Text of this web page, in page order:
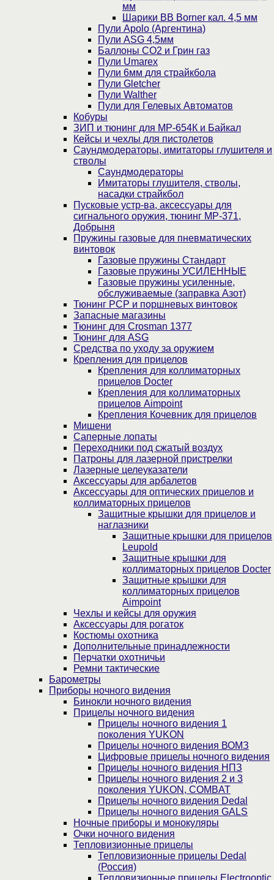
мм
Шарики BB Borner кал. 4,5 мм
Пули Apolo (Аргентина)
Пули ASG 4,5мм
Баллоны CO2 и Грин газ
Пули Umarex
Пули 6мм для страйкбола
Пули Gletcher
Пули Walther
Пули для Гелевых Автоматов
Кобуры
ЗИП и тюнинг для МР-654К и Байкал
Кейсы и чехлы для пистолетов
Саундмодераторы, имитаторы глушителя и
стволы
Саундмодераторы
Имитаторы глушителя, стволы,
насадки страйкбол
Пусковые устр-ва, аксессуары для
сигнального оружия, тюнинг МР-371,
Добрыня
Пружины газовые для пневматических
винтовок
Газовые пружины Стандарт
Газовые пружины УСИЛЕННЫЕ
Газовые пружины усиленные,
обслуживаемые (заправка Азот)
Тюнинг PCP и поршневых винтовок
Запасные магазины
Тюнинг для Crosman 1377
Тюнинг для ASG
Средства по уходу за оружием
Крепления для прицелов
Крепления для коллиматорных
прицелов Docter
Крепления для коллиматорных
прицелов Aimpoint
Крепления Кочевник для прицелов
Мишени
Саперные лопаты
Переходники под сжатый воздух
Патроны для лазерной пристрелки
Лазерные целеуказатели
Аксессуары для арбалетов
Аксессуары для оптических прицелов и
коллиматорных прицелов
Защитные крышки для прицелов и
наглазники
Защитные крышки для прицелов
Leupold
Защитные крышки для
коллиматорных прицелов Docter
Защитные крышки для
коллиматорных прицелов
Aimpoint
Чехлы и кейсы для оружия
Аксессуары для рогаток
Костюмы охотника
Дополнительные принадлежности
Перчатки охотничьи
Ремни тактические
Барометры
Приборы ночного видения
Бинокли ночного видения
Прицелы ночного видения
Прицелы ночного видения 1
поколения YUKON
Прицелы ночного видения ВОМЗ
Цифровые прицелы ночного видения
Прицелы ночного видения НПЗ
Прицелы ночного видения 2 и 3
поколения YUKON, COMBAT
Прицелы ночного видения Dedal
Прицелы ночного видения GALS
Ночные приборы и монокуляры
Очки ночного видения
Тепловизионные прицелы
Тепловизионные прицелы Dedal
(Россия)